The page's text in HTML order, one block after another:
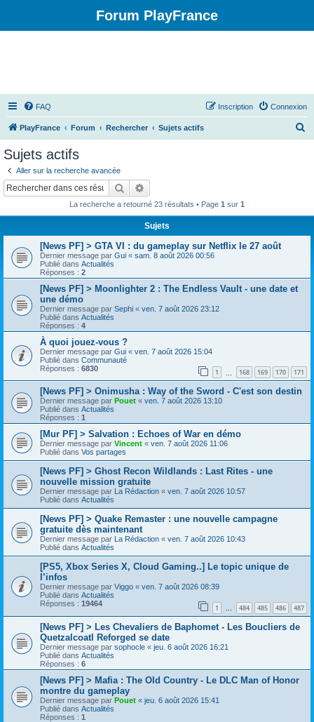
Forum PlayFrance
FAQ Connexion
Inscription
PlayFrance Forum Rechercher Sujets actifs
r
Sujets actifs
Aller sur la recherche avancée
Rechercher
La recherche a retourné 23 résultats • Page 1 sur 1
Sujets
[News PF] > GTA VI : du gameplay sur Netflix le 27 août
Dernier message par Gui « sam. 8 août 2026 00:56
Publié dans Actualités
Réponses : 2
[News PF] > Moonlighter 2 : The Endless Vault - une date et
une démo
Dernier message par Sephi « ven. 7 août 2026 23:12
Publié dans Actualités
Réponses : 4
À quoi jouez-vous ?
Dernier message par Gui « ven. 7 août 2026 15:04
Publié dans Communauté
Réponses : 6830 1 168 169 170 171
[News PF] > Onimusha : Way of the Sword - C'est son destin
Dernier message par Pouet « ven. 7 août 2026 13:10
Publié dans Actualités
Réponses : 1
[Mur PF] > Salvation : Echoes of War en démo
Dernier message par Vincent « ven. 7 août 2026 11:06
Publié dans Vos partages
[News PF] > Ghost Recon Wildlands : Last Rites - une
nouvelle mission gratuite
Dernier message par La Rédaction « ven. 7 août 2026 10:57
Publié dans Actualités
[News PF] > Quake Remaster : une nouvelle campagne
gratuite dès maintenant
Dernier message par La Rédaction « ven. 7 août 2026 10:43
Publié dans Actualités
[PS5, Xbox Series X, Cloud Gaming..] Le topic unique de
l’infos
Dernier message par Viggo « ven. 7 août 2026 08:39
Publié dans Actualités
Réponses : 19464 1 … 484 485 486 487
[News PF] > Les Chevaliers de Baphomet - Les Boucliers de
Quetzalcoatl Reforged se date
Dernier message par sophocle « jeu. 6 août 2026 16:21
Publié dans Actualités
Réponses : 6
[News PF] > Mafia : The Old Country - Le DLC Man of Honor
montre du gameplay
Dernier message par Pouet « jeu. 6 août 2026 15:41
Publié dans Actualités
Réponses : 1